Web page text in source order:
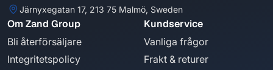
Järnyxegatan 17, 213 75 Malmö, Sweden
Om Zand Group
Bli återförsäljare
Integritetspolicy
Kundservice
Vanliga frågor
Frakt & returer